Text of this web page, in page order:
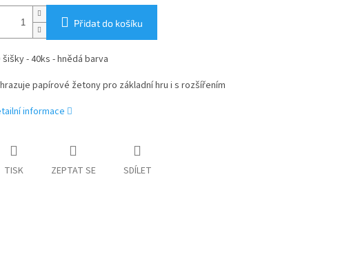
Přidat do košíku
šišky - 40ks - hnědá barva
papírové žetony pro základní hru i s rozšířením
informace
TISK ZEPTAT SE SDÍLET